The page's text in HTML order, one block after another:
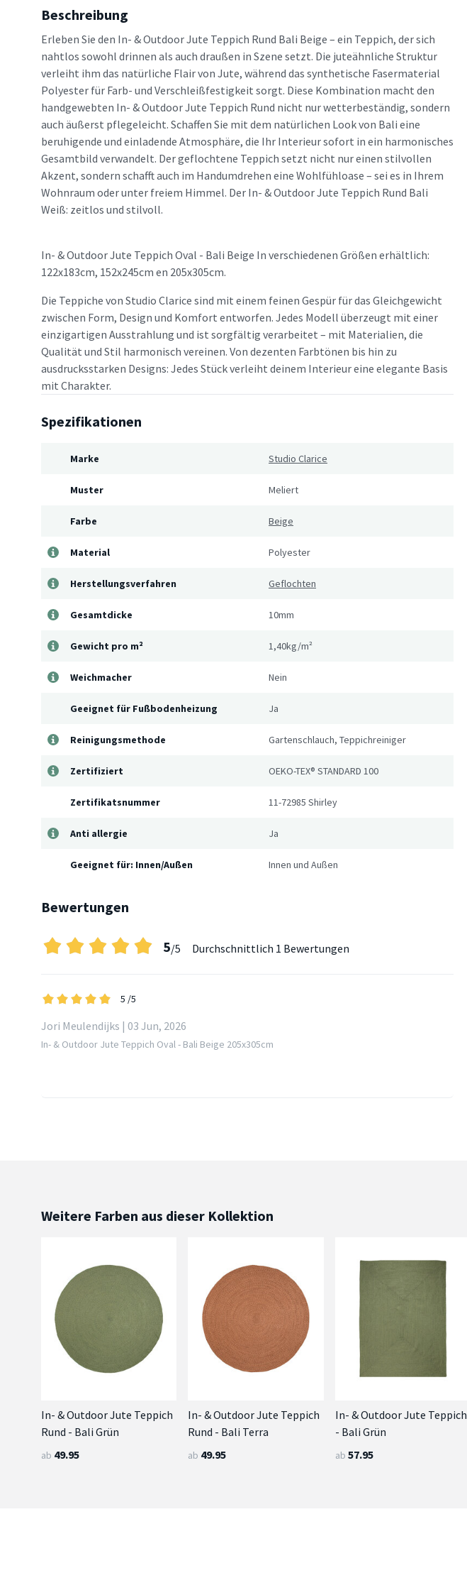
Beschreibung
Erleben Sie den In- & Outdoor Jute Teppich Rund Bali Beige – ein Teppich, der sich
nahtlos sowohl drinnen als auch draußen in Szene setzt. Die juteähnliche Struktur
verleiht ihm das natürliche Flair von Jute, während das synthetische Fasermaterial
Polyester für Farb- und Verschleißfestigkeit sorgt. Diese Kombination macht den
handgewebten In- & Outdoor Jute Teppich Rund nicht nur wetterbeständig, sondern
auch äußerst pflegeleicht. Schaffen Sie mit dem natürlichen Look von Bali eine
beruhigende und einladende Atmosphäre, die Ihr Interieur sofort in ein harmonisches
Gesamtbild verwandelt. Der geflochtene Teppich setzt nicht nur einen stilvollen
Akzent, sondern schafft auch im Handumdrehen eine Wohlfühloase – sei es in Ihrem
Wohnraum oder unter freiem Himmel. Der In- & Outdoor Jute Teppich Rund Bali
Weiß: zeitlos und stilvoll.
In- & Outdoor Jute Teppich Oval - Bali Beige In verschiedenen Größen erhältlich:
122x183cm, 152x245cm en 205x305cm.
Die Teppiche von Studio Clarice sind mit einem feinen Gespür für das Gleichgewicht
zwischen Form, Design und Komfort entworfen. Jedes Modell überzeugt mit einer
einzigartigen Ausstrahlung und ist sorgfältig verarbeitet – mit Materialien, die
Qualität und Stil harmonisch vereinen. Von dezenten Farbtönen bis hin zu
ausdrucksstarken Designs: Jedes Stück verleiht deinem Interieur eine elegante Basis
mit Charakter.
Spezifikationen
Marke Studio Clarice
Muster Meliert
Farbe Beige
Material Polyester
Herstellungsverfahren Geflochten
Gesamtdicke 10mm
Gewicht pro m² 1,40kg/m²
Weichmacher Nein
Geeignet für Fußbodenheizung Ja
Reinigungsmethode Gartenschlauch, Teppichreiniger
Zertifiziert OEKO-TEX® STANDARD 100
Zertifikatsnummer 11-72985 Shirley
Anti allergie Ja
Geeignet für: Innen/Außen Innen und Außen
Bewertungen
5/5 Durchschnittlich 1 Bewertungen
5 /5
Jori Meulendijks | 03 Jun, 2026
In- & Outdoor Jute Teppich Oval - Bali Beige 205x305cm
Weitere Farben aus dieser Kollektion
In- & Outdoor Jute Teppich
Rund - Bali Grün
ab 49.95
In- & Outdoor Jute Teppich
Rund - Bali Terra
ab 49.95
In- & Outdoor Jute Teppich
- Bali Grün
ab 57.95